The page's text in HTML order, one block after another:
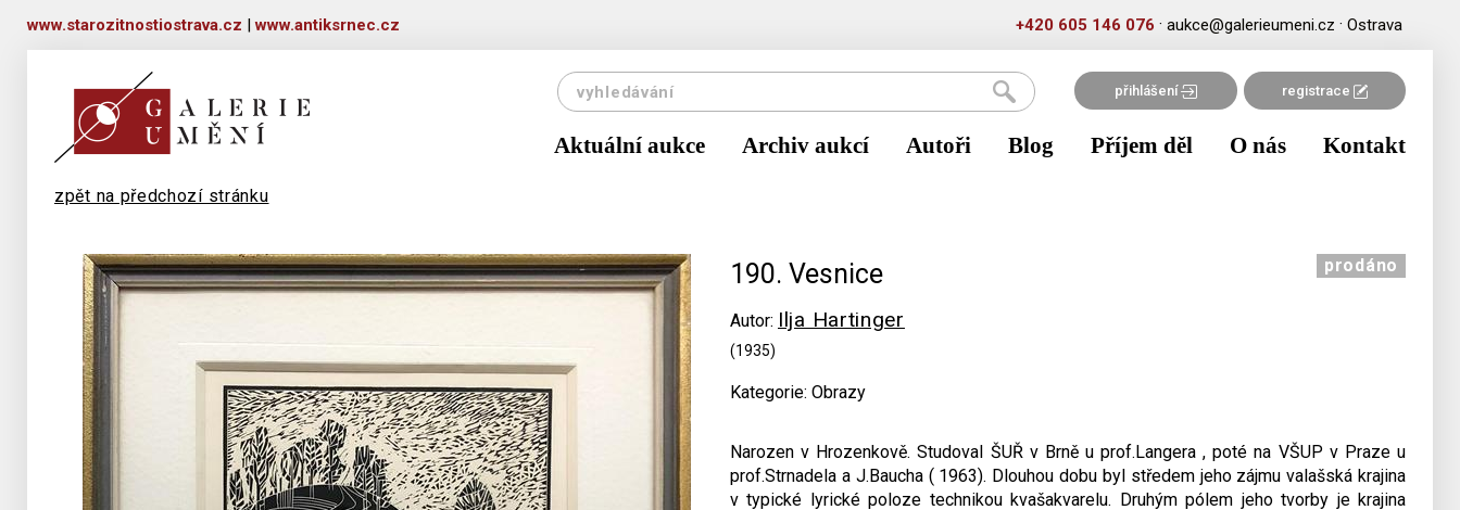
www.starozitnostiostrava.cz |www.antiksrnec.cz +420 605 146 076 · aukce@galerieumeni.cz · Ostrava
přihlášení registrace
Aktuální aukce Archiv aukcí Autoři Blog Příjem děl O nás Kontakt
zpět na předchozí stránku
190. Vesnice
Autor: Ilja Hartinger
(1935)
Kategorie: Obrazy
prodáno
Narozen v Hrozenkově. Studoval ŠUŘ v Brně u prof.Langera , poté na VŠUP v Praze u
prof.Strnadela a J.Baucha ( 1963). Dlouhou dobu byl středem jeho zájmu valašská krajina
v typické lyrické poloze technikou kvašakvarelu. Druhým pólem jeho tvorby je krajina